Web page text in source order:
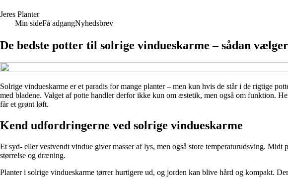
Jeres Planter
Min sideFå adgangNyhedsbrev
De bedste potter til solrige vindueskarme – sådan
Solrige vindueskarme er et paradis for mange planter – men kun hvis de står i de rigtige
med bladene. Valget af potte handler derfor ikke kun om æstetik, men også om funktion.
får et grønt løft.
Kend udfordringerne ved solrige vindueskarme
Et syd- eller vestvendt vindue giver masser af lys, men også store temperaturudsving.
størrelse og dræning.
Planter i solrige vindueskarme tørrer hurtigere ud, og jorden kan blive hård og kompakt.